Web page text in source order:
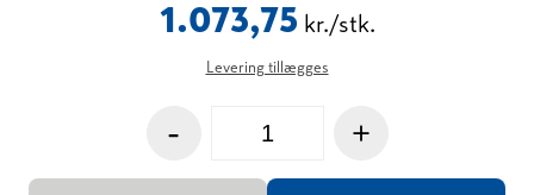
1.073,75 kr./stk.
Levering tillægges
- +